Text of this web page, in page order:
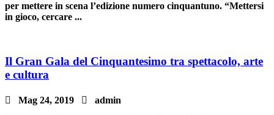
per mettere in scena l’edizione numero cinquantuno. “Mettersi
in gioco, cercare ...
Il Gran Gala del Cinquantesimo tra spettacolo, arte
e cultura
 Mag 24, 2019  admin